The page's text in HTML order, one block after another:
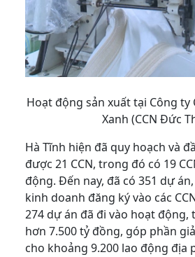
Hoạt động sản xuất tại Công ty
Xanh (CCN Đức
Hà Tĩnh hiện đã quy hoạch và
được 21 CCN, trong đó có 19
động. Đến nay, đã có 351 dự
kinh doanh đăng ký vào các
274 dự án đã đi vào hoạt động,
hơn 7.500 tỷ đồng, góp phần
cho khoảng 9.200 lao động địa